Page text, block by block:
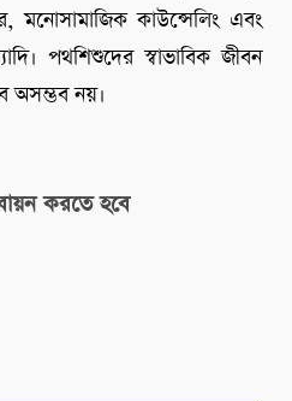
মনোসামাজিক কাউন্সেলিং এবং
পথশিশুদের স্বাভাবিক জীবন
অসম্ভব নয়।
করতে হবে